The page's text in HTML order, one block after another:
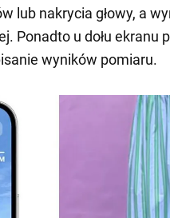
lub nakrycia głowy, a
Ponadto u dołu ekranu
wyników pomiaru.